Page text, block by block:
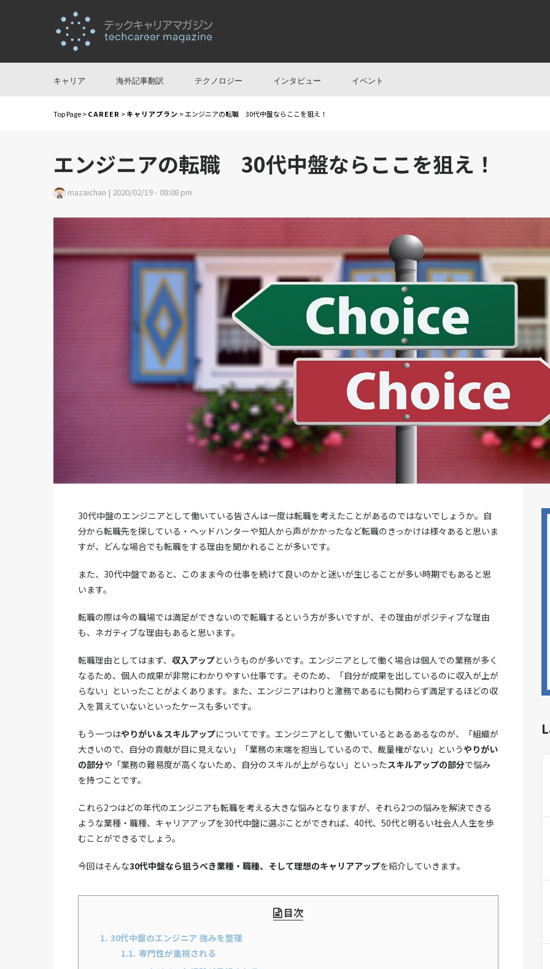
キャリア 海外記事翻訳 テクノロジー インタビュー イベント
Top Page>CAREER >キャリアプラン > エンジニアの転職 30代中盤ならここを狙え！
エンジニアの転職 30代中盤ならここを狙え！
mazaichan | 2020/02/19 - 08:08 pm
30代中盤のエンジニアとして働いている皆さんは一度は転職を考えたことがあるのではないでしょうか。自
分から転職先を探している・ヘッドハンターや知人から声がかかったなど転職のきっかけは様々あると思いま
すが、どんな場合でも転職をする理由を聞かれることが多いです。
また、30代中盤であると、このまま今の仕事を続けて良いのかと迷いが生じることが多い時期でもあると思
います。
転職の際は今の職場では満足ができないので転職するという方が多いですが、その理由がポジティブな理由
も、ネガティブな理由もあると思います。
転職理由としてはまず、 収入アップというものが多いです。エンジニアとして働く場合は個人での業務が多く
なるため、個人の成果が非常にわかりやすい仕事です。そのため、「自分が成果を出しているのに収入が上が
らない」といったことがよくあります。また、エンジニアはわりと激務であるにも関わらず満足するほどの収
入を貰えていないといったケースも多いです。
もう一つはやりがい＆スキルアップについてです。エンジニアとして働いているとあるあるなのが、「組織が
大きいので、自分の貢献が目に見えない」「業務の末端を担当しているので、裁量権がない」というやりがい
の部分や「業務の難易度が高くないため、自分のスキルが上がらない」といったスキルアップの部分で悩み
を持つことです。
これら2つはどの年代のエンジニアも転職を考える大きな悩みとなりますが、それら2つの悩みを解決できる
ような業種・職種、キャリアアップを30代中盤に選ぶことができれば、40代、50代と明るい社会人人生を歩
むことができるでしょう。
今回はそんな30代中盤なら狙うべき業種・職種、そして理想のキャリアアップを紹介していきます。
目次
1. 30代中盤のエンジニア 強みを整理
1.1. 専門性が重視される